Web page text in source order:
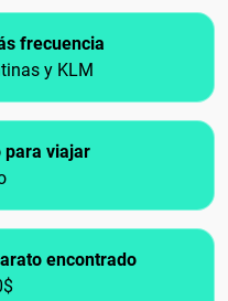
frecuencia
y KLM
para viajar
encontrado